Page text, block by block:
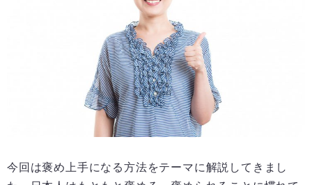
今回は褒め上手になる方法をテーマに解説してきまし